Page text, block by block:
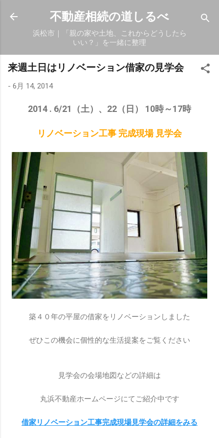
スキップしてメイン コンテンツに移動
不動産相続の道しるべ
浜松市｜「親の家や土地、これからどうしたら
いい？」を一緒に整理
来週土日はリノベーション借家の見学会
- 6月 14, 2014
2014 . 6/21（土）、22（日） 10時～17時
リノベーション工事 完成現場 見学会
築４０年の平屋の借家をリノベーションしました
ぜひこの機会に個性的な生活提案をご覧ください
見学会の会場地図などの詳細は
丸浜不動産ホームページにてご紹介中です
借家リノベーション工事完成現場見学会の詳細をみる